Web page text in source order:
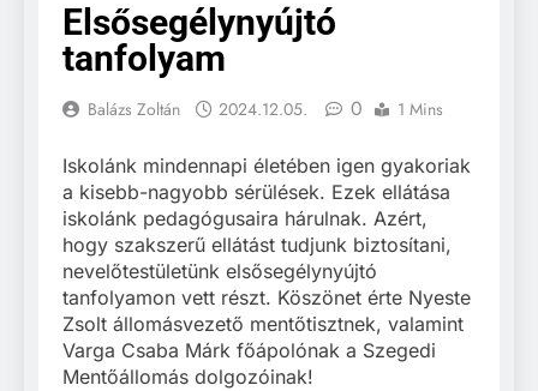
Elsősegélynyújtó
tanfolyam
Balázs Zoltán 2024.12.05. 0 1 Mins
Iskolánk mindennapi életében igen gyakoriak
a kisebb-nagyobb sérülések. Ezek ellátása
iskolánk pedagógusaira hárulnak. Azért,
hogy szakszerű ellátást tudjunk biztosítani,
nevelőtestületünk elsősegélynyújtó
tanfolyamon vett részt. Köszönet érte Nyeste
Zsolt állomásvezető mentőtisztnek, valamint
Varga Csaba Márk főápolónak a Szegedi
Mentőállomás dolgozóinak!